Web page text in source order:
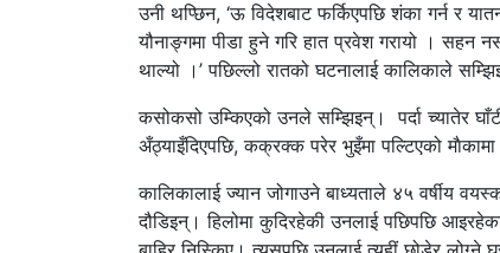
उनी थप्छिन, ‘ऊ विदेशबाट फर्किएपछि शंका गर्न र
यौनाङ्गमा पीडा हुने गरि हात प्रवेश गरायो ।
थाल्यो ।’ पछिल्लो रातको घटनालाई कालिकाले
कसोकसो उम्किएको उनले सम्झिइन्। पर्दा च्यातेर
अँठ्याइँदिएपछि, कक्रक्क परेर भुइँमा पल्टिएको
कालिकालाई ज्यान जोगाउने बाध्यताले ४५ वर्षीय
दौडिइन्। हिलोमा कुदिरहेकी उनलाई पछिपछि